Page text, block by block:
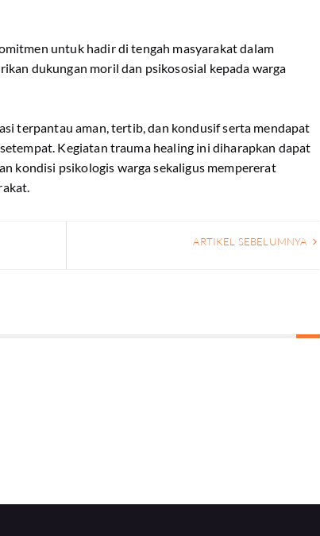
untuk hadir di tengah masyarakat dalam
dukungan moril dan psikososial kepada warga
terpantau aman, tertib, dan kondusif serta mendapat
Kegiatan trauma healing ini diharapkan dapat
kondisi psikologis warga sekaligus mempererat
ARTIKEL SEBELUMNYA